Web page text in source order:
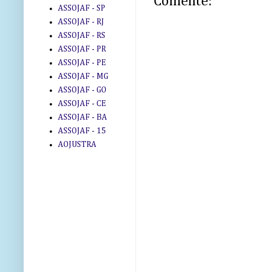
ASSOJAF - SP
ASSOJAF - RJ
ASSOJAF - RS
ASSOJAF - PR
ASSOJAF - PE
ASSOJAF - MG
ASSOJAF - GO
ASSOJAF - CE
ASSOJAF - BA
ASSOJAF - 15
AOJUSTRA